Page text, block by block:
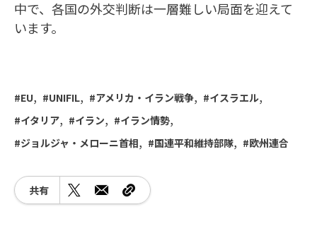
中で、各国の外交判断は一層難しい局面を迎えて
います。
EU UNIFIL アメリカ・イラン戦争
イスラエル
イタリア
イラン
イラン情勢
ジョルジャ・メローニ首相
国連平和維持部隊 欧州連合
共有